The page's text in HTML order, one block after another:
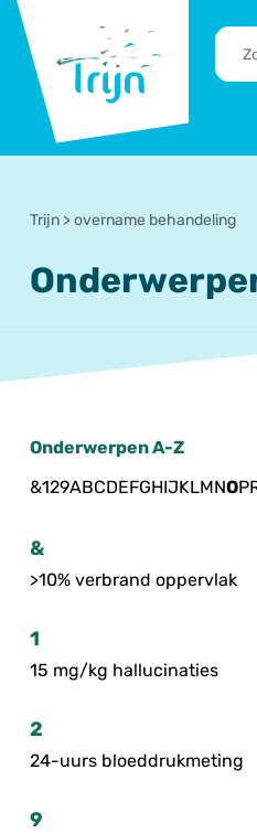
Trijn
RTA's
en
Trijn >overname behandeling
Onderwerpen A-Z
&129ABCDEFGHIJKLMNOP
&
>10% verbrand oppervlak
1
15 mg/kg hallucinaties
2
24-uurs bloeddrukmeting
9